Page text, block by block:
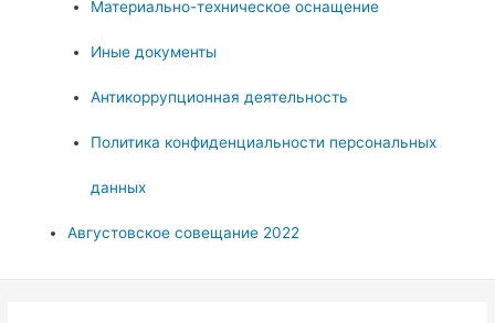
Материально-техническое оснащение
Иные документы
Антикоррупционная деятельность
Политика конфиденциальности персональных
данных
Августовское совещание 2022